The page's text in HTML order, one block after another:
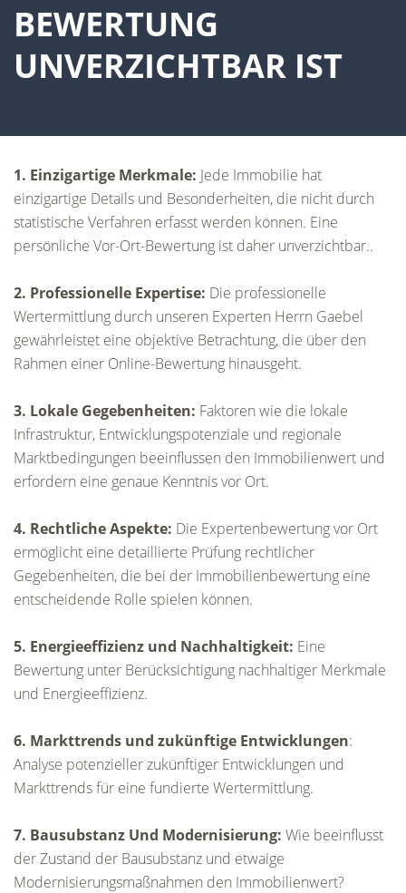
BEWERTUNG
UNVERZICHTBAR IST
1. Einzigartige Merkmale: Jede Immobilie hat
einzigartige Details und Besonderheiten, die nicht durch
statistische Verfahren erfasst werden können. Eine
persönliche Vor-Ort-Bewertung ist daher unverzichtbar..
2. Professionelle Expertise: Die professionelle
Wertermittlung durch unseren Experten Herrn Gaebel
gewährleistet eine objektive Betrachtung, die über den
Rahmen einer Online-Bewertung hinausgeht.
3. Lokale Gegebenheiten: Faktoren wie die lokale
Infrastruktur, Entwicklungspotenziale und regionale
Marktbedingungen beeinflussen den Immobilienwert und
erfordern eine genaue Kenntnis vor Ort.
4. Rechtliche Aspekte: Die Expertenbewertung vor Ort
ermöglicht eine detaillierte Prüfung rechtlicher
Gegebenheiten, die bei der Immobilienbewertung eine
entscheidende Rolle spielen können.
5. Energieeffizienz und Nachhaltigkeit: Eine
Bewertung unter Berücksichtigung nachhaltiger Merkmale
und Energieeffizienz.
6. Markttrends und zukünftige Entwicklungen:
Analyse potenzieller zukünftiger Entwicklungen und
Markttrends für eine fundierte Wertermittlung.
7. Bausubstanz Und Modernisierung: Wie beeinflusst
der Zustand der Bausubstanz und etwaige
Modernisierungsmaßnahmen den Immobilienwert?